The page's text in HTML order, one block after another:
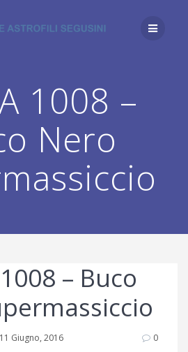
contenuto
1008 –
Nero
– Buco
Giugno, 2016 0